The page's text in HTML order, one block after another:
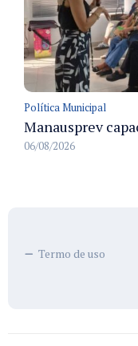
Política Municipal
06/08/2026
Termo de uso